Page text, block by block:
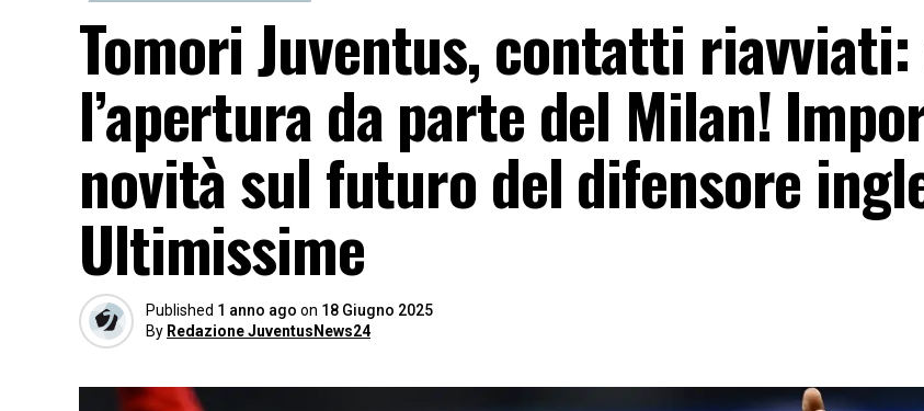
Tomori Juventus, contatti riavviati:
l’apertura da parte del Milan!
novità sul futuro del difensore
Ultimissime
Published 1 anno ago on 18 Giugno 2025
By Redazione JuventusNews24